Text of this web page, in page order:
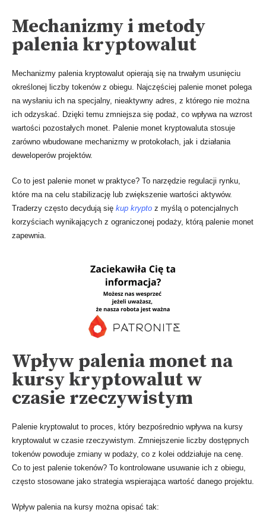
Mechanizmy i metody
palenia kryptowalut
Mechanizmy palenia kryptowalut opierają się na trwałym usunięciu
określonej liczby tokenów z obiegu. Najczęściej palenie monet polega
na wysłaniu ich na specjalny, nieaktywny adres, z którego nie można
ich odzyskać. Dzięki temu zmniejsza się podaż, co wpływa na wzrost
wartości pozostałych monet. Palenie monet kryptowaluta stosuje
zarówno wbudowane mechanizmy w protokołach, jak i działania
deweloperów projektów.
Co to jest palenie monet w praktyce? To narzędzie regulacji rynku,
które ma na celu stabilizację lub zwiększenie wartości aktywów.
Traderzy często decydują się kup krypto z myślą o potencjalnych
korzyściach wynikających z ograniczonej podaży, którą palenie monet
zapewnia.
Wpływ palenia monet na
kursy kryptowalut w
czasie rzeczywistym
Palenie kryptowalut to proces, który bezpośrednio wpływa na kursy
kryptowalut w czasie rzeczywistym. Zmniejszenie liczby dostępnych
tokenów powoduje zmiany w podaży, co z kolei oddziałuje na cenę.
Co to jest palenie tokenów? To kontrolowane usuwanie ich z obiegu,
często stosowane jako strategia wspierająca wartość danego projektu.
Wpływ palenia na kursy można opisać tak: